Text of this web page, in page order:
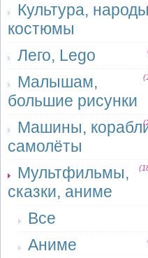
Культура,
костюмы
Лего, Lego
Малышам,
большие рисунки
Машины,
самолёты
Мультфильмы,
сказки, аниме
Все
Аниме